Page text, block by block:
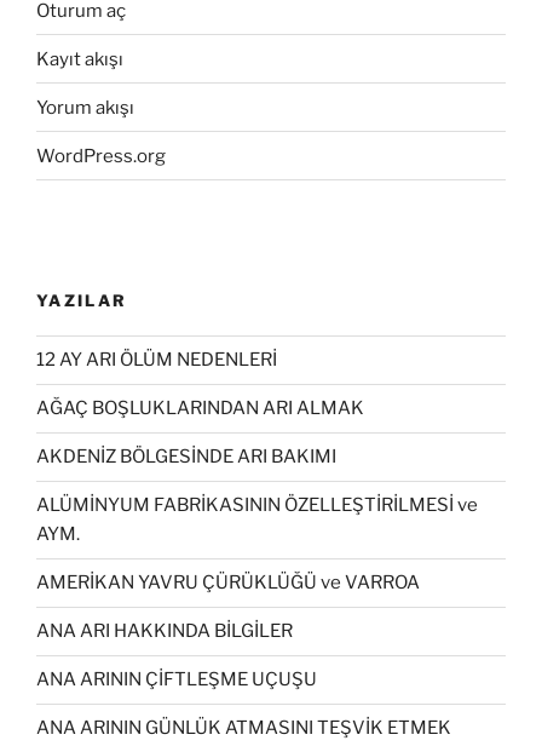
Oturum aç
Kayıt akışı
Yorum akışı
WordPress.org
YAZILAR
12 AY ARI ÖLÜM NEDENLERİ
AĞAÇ BOŞLUKLARINDAN ARI ALMAK
AKDENİZ BÖLGESİNDE ARI BAKIMI
ALÜMİNYUM FABRİKASININ ÖZELLEŞTİRİLMESİ ve
AYM.
AMERİKAN YAVRU ÇÜRÜKLÜĞÜ ve VARROA
ANA ARI HAKKINDA BİLGİLER
ANA ARININ ÇİFTLEŞME UÇUŞU
ANA ARININ GÜNLÜK ATMASINI TEŞVİK ETMEK